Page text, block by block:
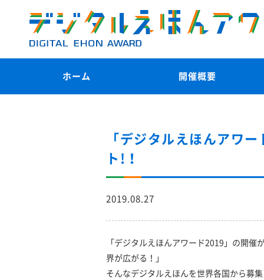
ホーム 開催概要
「デジタルえほんアワ
ト!！
2019.08.27
「デジタルえほんアワード2019」の開催
界が広がる！」
そんなデジタルえほんを世界各国から募